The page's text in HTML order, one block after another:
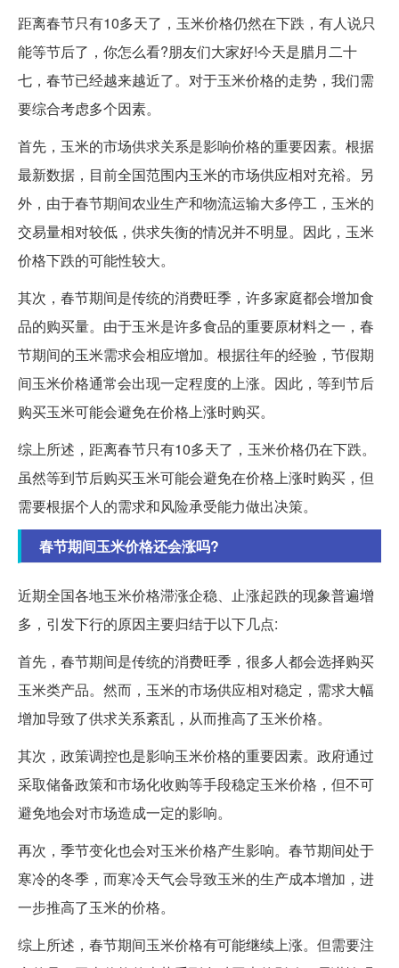
距离春节只有10多天了，玉米价格仍然在下跌，有人说只
能等节后了，你怎么看?朋友们大家好!今天是腊月二十
七，春节已经越来越近了。对于玉米价格的走势，我们需
要综合考虑多个因素。
首先，玉米的市场供求关系是影响价格的重要因素。根据
最新数据，目前全国范围内玉米的市场供应相对充裕。另
外，由于春节期间农业生产和物流运输大多停工，玉米的
交易量相对较低，供求失衡的情况并不明显。因此，玉米
价格下跌的可能性较大。
其次，春节期间是传统的消费旺季，许多家庭都会增加食
品的购买量。由于玉米是许多食品的重要原材料之一，春
节期间的玉米需求会相应增加。根据往年的经验，节假期
间玉米价格通常会出现一定程度的上涨。因此，等到节后
购买玉米可能会避免在价格上涨时购买。
综上所述，距离春节只有10多天了，玉米价格仍在下跌。
虽然等到节后购买玉米可能会避免在价格上涨时购买，但
需要根据个人的需求和风险承受能力做出决策。
春节期间玉米价格还会涨吗?
近期全国各地玉米价格滞涨企稳、止涨起跌的现象普遍增
多，引发下行的原因主要归结于以下几点:
首先，春节期间是传统的消费旺季，很多人都会选择购买
玉米类产品。然而，玉米的市场供应相对稳定，需求大幅
增加导致了供求关系紊乱，从而推高了玉米价格。
其次，政策调控也是影响玉米价格的重要因素。政府通过
采取储备政策和市场化收购等手段稳定玉米价格，但不可
避免地会对市场造成一定的影响。
再次，季节变化也会对玉米价格产生影响。春节期间处于
寒冷的冬季，而寒冷天气会导致玉米的生产成本增加，进
一步推高了玉米的价格。
综上所述，春节期间玉米价格有可能继续上涨。但需要注